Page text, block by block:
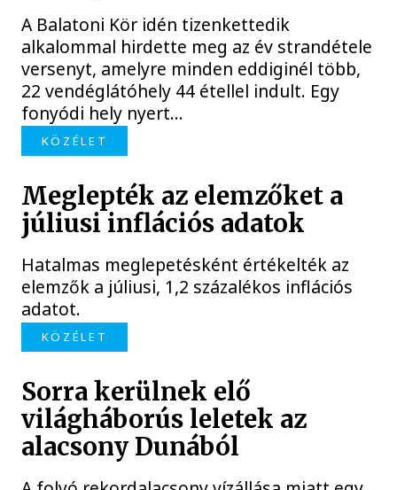
A Balatoni Kör idén tizenkettedik
alkalommal hirdette meg az év strandétele
versenyt, amelyre minden eddiginél több,
22 vendéglátóhely 44 étellel indult. Egy
fonyódi hely nyert...
KÖZÉLET
Meglepték az elemzőket a
júliusi inflációs adatok
Hatalmas meglepetésként értékelték az
elemzők a júliusi, 1,2 százalékos inflációs
adatot.
KÖZÉLET
Sorra kerülnek elő
világháborús leletek az
alacsony Dunából